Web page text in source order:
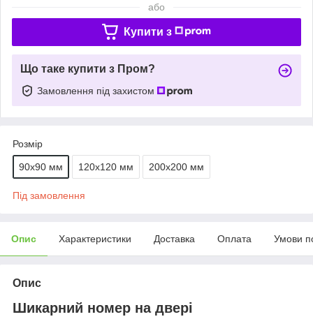
або
Купити з
Що таке купити з Пром?
Замовлення під захистом
Розмір
90х90 мм 120х120 мм 200x200 мм
Під замовлення
Опис Характеристики Доставка Оплата Умови
Опис
Шикарний номер на двері